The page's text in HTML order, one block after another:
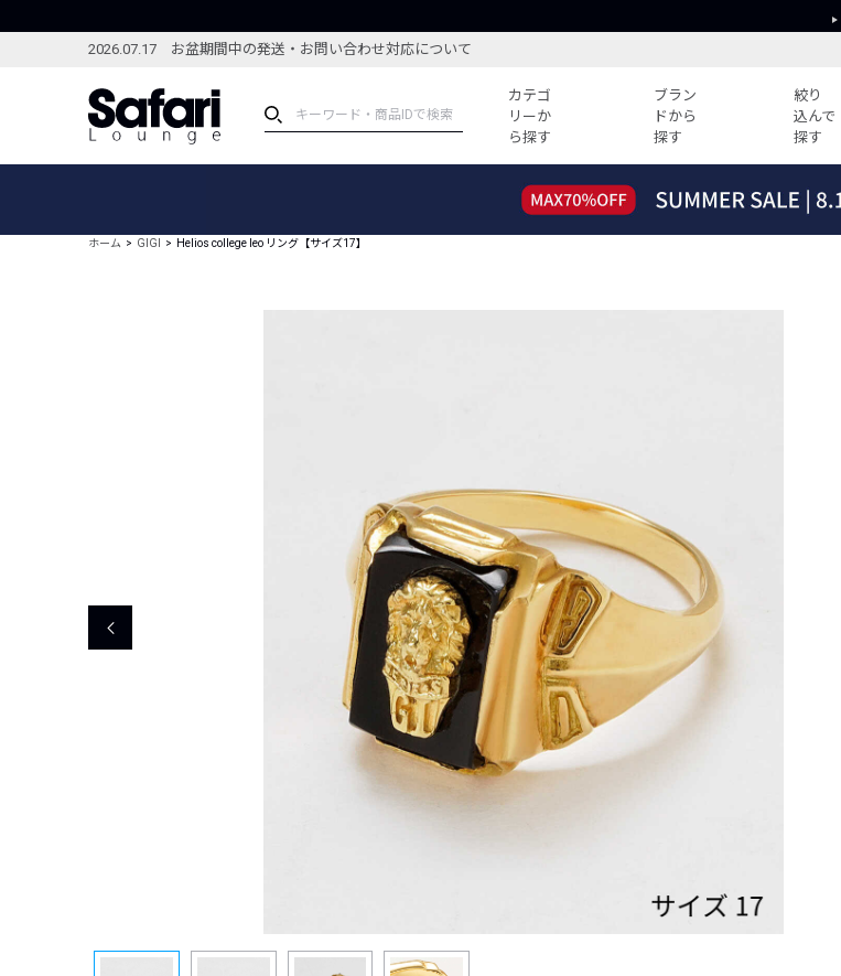
2026.07.17 お盆期間中の発送・お問い合わせ対応について
カテゴ
リーか
ら探す
ブラン
ドから
探す
絞り
込んで
探す
ブランドから探す
特集記事
すべての記事
レコメンドアイテム
ピックアップアイテム
フォーカスブランド
セールおすすめアイテム
人気アイテム TOP 15
ホーム GIGI Helios college leo リング【サイズ17】